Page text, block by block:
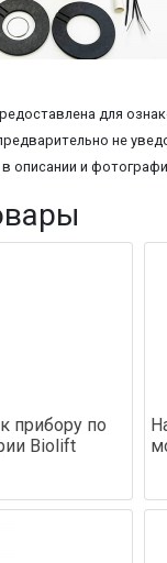
для
не
описании и
прибору по
Biolift